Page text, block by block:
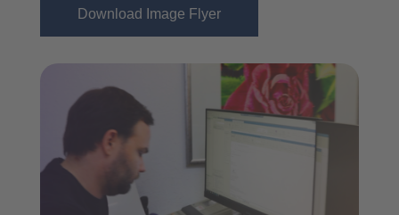
Down­load Image Fly­er